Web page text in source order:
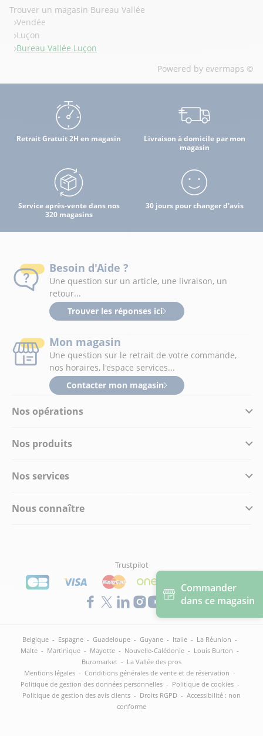
Commander
dans ce magasin
Trouver un magasin Bureau Vallée
Vendée
Luçon
Bureau Vallée Luçon
Powered by evermaps ©
Retrait Gratuit 2H en magasin
Livraison à domicile par mon
magasin
Service après-vente dans nos
320 magasins
30 jours pour changer d'avis
Nos opérations
Nos produits
Nos services
Nous connaître
Besoin d'Aide ?
Une question sur un article, une livraison, un
retour...
Trouver les réponses ici
Mon magasin
Une question sur le retrait de votre commande,
nos horaires, l'espace services...
Contacter mon magasin
Trustpilot
Belgique - Espagne - Guadeloupe - Guyane - Italie - La Réunion -
Malte - Martinique - Mayotte - Nouvelle-Calédonie - Louis Burton -
Buromarket - La Vallée des pros
Mentions légales - Conditions générales de vente et de réservation -
Politique de gestion des données personnelles - Politique de cookies -
Politique de gestion des avis clients - Droits RGPD - Accessibilité : non
conforme